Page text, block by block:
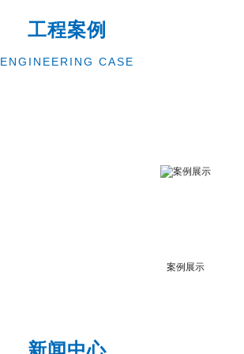
工程案例
ENGINEERING CASE
案例展示
新闻中心